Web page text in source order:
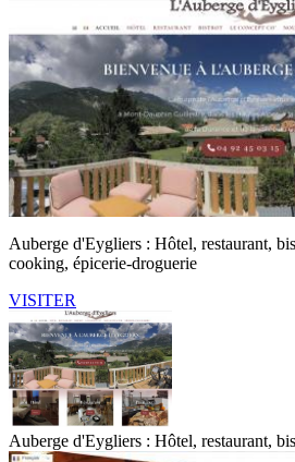
Auberge d'Eygliers : Hôtel, restaurant,
cooking, épicerie-droguerie
VISITER
Auberge d'Eygliers : Hôtel, restaurant,